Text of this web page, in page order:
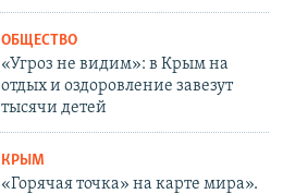
ОБЩЕСТВО
«Угроз не видим»: в Крым на
отдых и оздоровление завезут
тысячи детей
КРЫМ
«Горячая точка» на карте мира».